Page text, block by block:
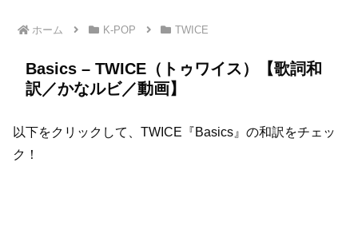
ホーム K-POP TWICE
Basics – TWICE（トゥワイス）【歌詞和
訳／かなルビ／動画】
以下をクリックして、TWICE『Basics』の和訳をチェッ
ク！